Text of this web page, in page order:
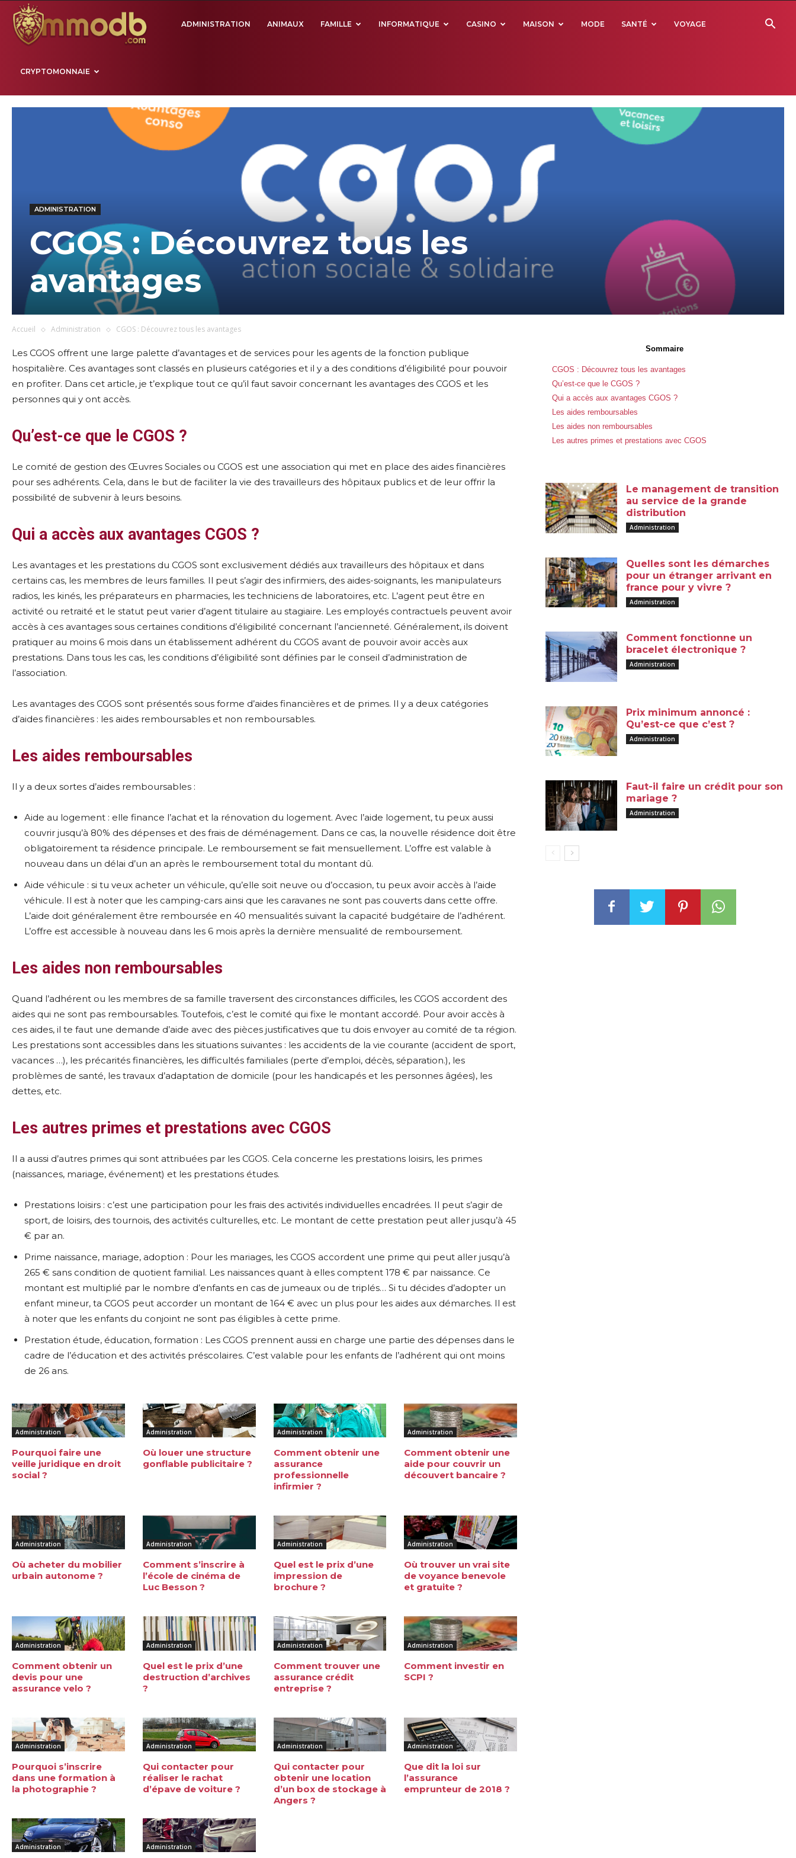
Mmodb.comADMINISTRATION ANIMAUX FAMILLE INFORMATIQUE CASINO MAISON MODE SANTÉ VOYAGE
CRYPTOMONNAIE
ADMINISTRATION
CGOS : Découvrez tous les
avantages
Accueil Administration CGOS : Découvrez tous les avantages
Les CGOS offrent une large palette d’avantages et de services pour les agents de la fonction publique
hospitalière. Ces avantages sont classés en plusieurs catégories et il y a des conditions d’éligibilité pour pouvoir
en profiter. Dans cet article, je t’explique tout ce qu’il faut savoir concernant les avantages des CGOS et les
personnes qui y ont accès.
Qu’est-ce que le CGOS ?
Le comité de gestion des Œuvres Sociales ou CGOS est une association qui met en place des aides financières
pour ses adhérents. Cela, dans le but de faciliter la vie des travailleurs des hôpitaux publics et de leur offrir la
possibilité de subvenir à leurs besoins.
Qui a accès aux avantages CGOS ?
Les avantages et les prestations du CGOS sont exclusivement dédiés aux travailleurs des hôpitaux et dans
certains cas, les membres de leurs familles. Il peut s’agir des infirmiers, des aides-soignants, les manipulateurs
radios, les kinés, les préparateurs en pharmacies, les techniciens de laboratoires, etc. L’agent peut être en
activité ou retraité et le statut peut varier d’agent titulaire au stagiaire. Les employés contractuels peuvent avoir
accès à ces avantages sous certaines conditions d’éligibilité concernant l’ancienneté. Généralement, ils doivent
pratiquer au moins 6 mois dans un établissement adhérent du CGOS avant de pouvoir avoir accès aux
prestations. Dans tous les cas, les conditions d’éligibilité sont définies par le conseil d’administration de
l’association.
Les avantages des CGOS sont présentés sous forme d’aides financières et de primes. Il y a deux catégories
d’aides financières : les aides remboursables et non remboursables.
Les aides remboursables
Il y a deux sortes d’aides remboursables :
Aide au logement : elle finance l’achat et la rénovation du logement. Avec l’aide logement, tu peux aussi
couvrir jusqu’à 80% des dépenses et des frais de déménagement. Dans ce cas, la nouvelle résidence doit être
obligatoirement ta résidence principale. Le remboursement se fait mensuellement. L’offre est valable à
nouveau dans un délai d’un an après le remboursement total du montant dû.
Aide véhicule : si tu veux acheter un véhicule, qu’elle soit neuve ou d’occasion, tu peux avoir accès à l’aide
véhicule. Il est à noter que les camping-cars ainsi que les caravanes ne sont pas couverts dans cette offre.
L’aide doit généralement être remboursée en 40 mensualités suivant la capacité budgétaire de l’adhérent.
L’offre est accessible à nouveau dans les 6 mois après la dernière mensualité de remboursement.
Les aides non remboursables
Quand l’adhérent ou les membres de sa famille traversent des circonstances difficiles, les CGOS accordent des
aides qui ne sont pas remboursables. Toutefois, c’est le comité qui fixe le montant accordé. Pour avoir accès à
ces aides, il te faut une demande d’aide avec des pièces justificatives que tu dois envoyer au comité de ta région.
Les prestations sont accessibles dans les situations suivantes : les accidents de la vie courante (accident de sport,
vacances …), les précarités financières, les difficultés familiales (perte d’emploi, décès, séparation.), les
problèmes de santé, les travaux d’adaptation de domicile (pour les handicapés et les personnes âgées), les
dettes, etc.
Les autres primes et prestations avec CGOS
Il a aussi d’autres primes qui sont attribuées par les CGOS. Cela concerne les prestations loisirs, les primes
(naissances, mariage, événement) et les prestations études.
Prestations loisirs : c’est une participation pour les frais des activités individuelles encadrées. Il peut s’agir de
sport, de loisirs, des tournois, des activités culturelles, etc. Le montant de cette prestation peut aller jusqu’à 45
€ par an.
Prime naissance, mariage, adoption : Pour les mariages, les CGOS accordent une prime qui peut aller jusqu’à
265 € sans condition de quotient familial. Les naissances quant à elles comptent 178 € par naissance. Ce
montant est multiplié par le nombre d’enfants en cas de jumeaux ou de triplés… Si tu décides d’adopter un
enfant mineur, ta CGOS peut accorder un montant de 164 € avec un plus pour les aides aux démarches. Il est
à noter que les enfants du conjoint ne sont pas éligibles à cette prime.
Prestation étude, éducation, formation : Les CGOS prennent aussi en charge une partie des dépenses dans le
cadre de l’éducation et des activités préscolaires. C’est valable pour les enfants de l’adhérent qui ont moins
de 26 ans.
Administration
Pourquoi faire une
veille juridique en droit
social ?
Administration
Où louer une structure
gonflable publicitaire ?
Administration
Comment obtenir une
assurance
professionnelle
infirmier ?
Administration
Comment obtenir une
aide pour couvrir un
découvert bancaire ?
Administration
Où acheter du mobilier
urbain autonome ?
Administration
Comment s’inscrire à
l’école de cinéma de
Luc Besson ?
Administration
Quel est le prix d’une
impression de
brochure ?
Administration
Où trouver un vrai site
de voyance benevole
et gratuite ?
Administration
Comment obtenir un
devis pour une
assurance velo ?
Administration
Quel est le prix d’une
destruction d’archives
?
Administration
Comment trouver une
assurance crédit
entreprise ?
Administration
Comment investir en
SCPI ?
Administration
Pourquoi s’inscrire
dans une formation à
la photographie ?
Administration
Qui contacter pour
réaliser le rachat
d’épave de voiture ?
Administration
Qui contacter pour
obtenir une location
d’un box de stockage à
Angers ?
Administration
Que dit la loi sur
l’assurance
emprunteur de 2018 ?
Administration Administration
Sommaire
CGOS : Découvrez tous les avantages
Qu’est-ce que le CGOS ?
Qui a accès aux avantages CGOS ?
Les aides remboursables
Les aides non remboursables
Les autres primes et prestations avec CGOS
Le management de transition
au service de la grande
distribution
Administration
Quelles sont les démarches
pour un étranger arrivant en
france pour y vivre ?
Administration
Comment fonctionne un
bracelet électronique ?
Administration
Prix minimum annoncé :
Qu’est-ce que c’est ?
Administration
Faut-il faire un crédit pour son
mariage ?
Administration